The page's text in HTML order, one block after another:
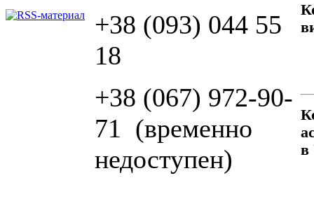
+38 (093) 044 55
18
+38 (067) 972-90-
71 (временно
недоступен)
в